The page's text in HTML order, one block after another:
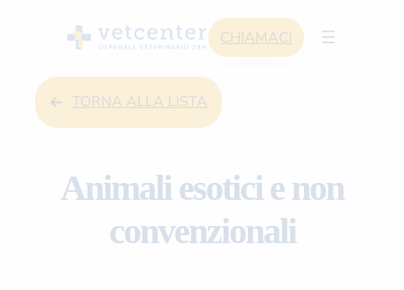
CHIAMACI
TORNA ALLA LISTA
Animali esotici e non
convenzionali